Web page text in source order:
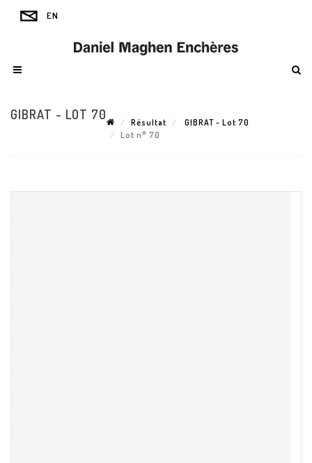
GIBRAT - LOT 70
Résultat
GIBRAT - Lot 70
Lot n° 70